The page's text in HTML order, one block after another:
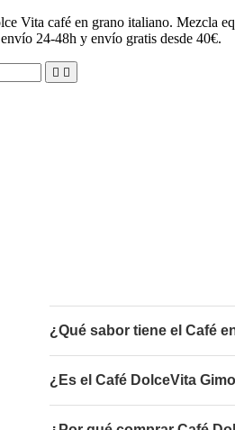
Vita café en grano italiano. Mezcla
24-48h y envío gratis desde 40€.
 
¿Qué sabor tiene el Café
¿Es el Café DolceVita